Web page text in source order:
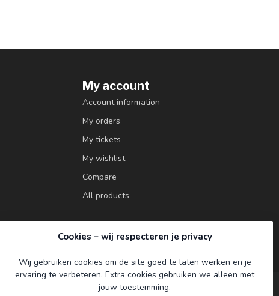
My account
Account information
My orders
My tickets
My wishlist
Compare
All products
Cookies – wij respecteren je privacy
Wij gebruiken cookies om de site goed te laten werken en je
ervaring te verbeteren. Extra cookies gebruiken we alleen met
jouw toestemming.